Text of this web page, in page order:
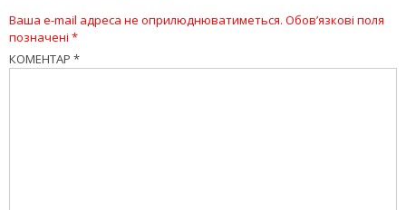
Ваша e-mail адреса не оприлюднюватиметься. Обов’язкові поля
позначені *
КОМЕНТАР *